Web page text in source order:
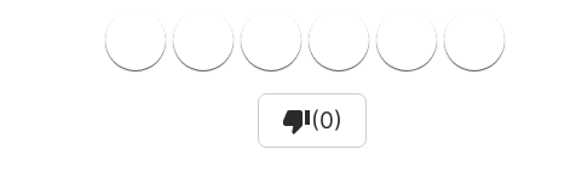
thumb_down(0)